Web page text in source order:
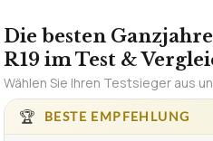
Die besten
R19 im Test &
Wählen Sie Ihren Testsieger aus
🏆
BESTE EMPFEHLUNG